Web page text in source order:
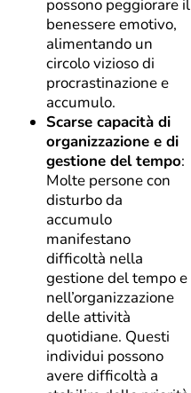
possono peggiorare il
benessere emotivo,
alimentando un
circolo vizioso di
procrastinazione e
accumulo.
Scarse capacità di
organizzazione e di
gestione del tempo:
Molte persone con
disturbo da
accumulo
manifestano
difficoltà nella
gestione del tempo e
nell’organizzazione
delle attività
quotidiane. Questi
individui possono
avere difficoltà a